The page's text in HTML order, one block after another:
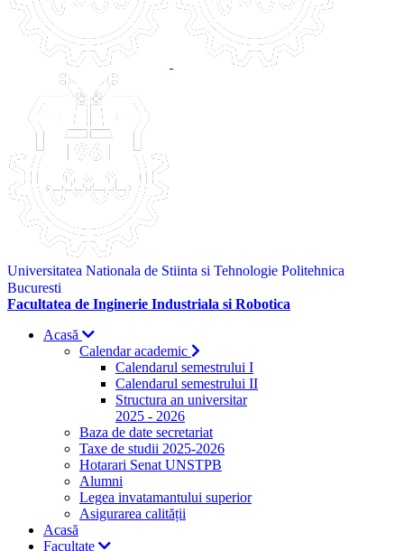
Universitatea Nationala de Stiinta si Tehnologie Politehnica
Bucuresti
Facultatea de Inginerie Industriala si Robotica
Acasă
Calendar academic
Calendarul semestrului I
Calendarul semestrului II
Structura an universitar
2025 - 2026
Baza de date secretariat
Taxe de studii 2025-2026
Hotarari Senat UNSTPB
Alumni
Legea invatamantului superior
Asigurarea calității
Acasă
Facultate